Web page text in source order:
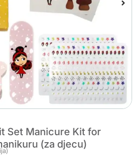
Set Manicure Kit for
(za djecu)